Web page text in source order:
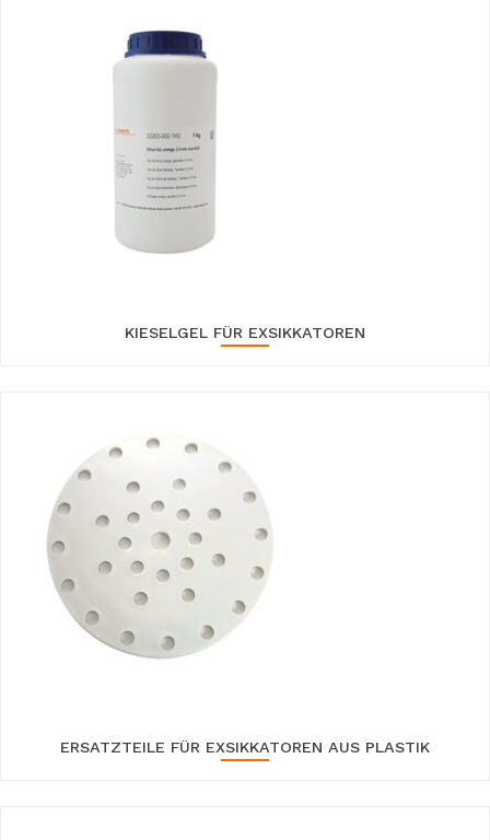
KIESELGEL FÜR EXSIKKATOREN
ERSATZTEILE FÜR EXSIKKATOREN AUS PLASTIK